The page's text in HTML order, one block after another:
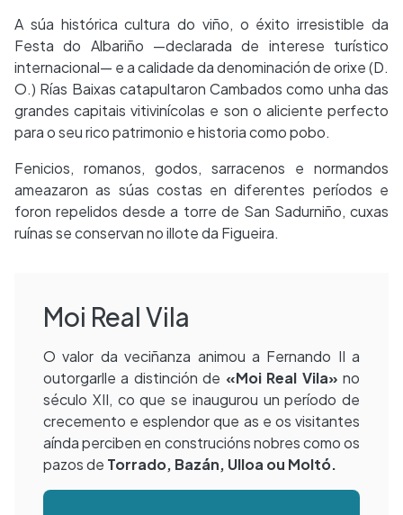
A súa histórica cultura do viño, o éxito irresistible da
Festa do Albariño —declarada de interese turístico
internacional— e a calidade da denominación de orixe (D.
O.) Rías Baixas catapultaron Cambados como unha das
grandes capitais vitivinícolas e son o aliciente perfecto
para o seu rico patrimonio e historia como pobo.
Fenicios, romanos, godos, sarracenos e normandos
ameazaron as súas costas en diferentes períodos e
foron repelidos desde a torre de San Sadurniño, cuxas
ruínas se conservan no illote da Figueira.
Moi Real Vila
O valor da veciñanza animou a Fernando II a
outorgarlle a distinción de «Moi Real Vila»no
século XII, co que se inaugurou un período de
crecemento e esplendor que as e os visitantes
aínda perciben en construcións nobres como os
pazos de Torrado, Bazán, Ulloa ou Moltó.